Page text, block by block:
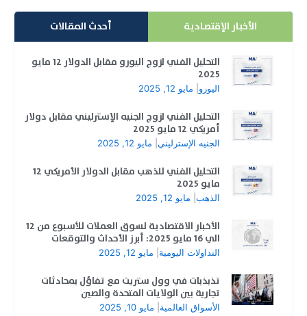
الأخبار الإقتصادية أحدث المقالات
التحليل الفني لزوج اليورو مقابل الدولار 12 مايو
2025
اليورو مايو 12, 2025
التحليل الفني لزوج الجنيه الإسترليني مقابل دولار
أمريكي 12 مايو 2025
الجنيه الإسترليني مايو 12, 2025
التحليل الفني للذهب مقابل الدولار الأمريكي 12
مايو 2025
الذهب مايو 12, 2025
الأخبار الاقتصادية لسوق العملات للأسبوع من 12
الي 16 مايو 2025: أبرز الأحداث والتوقعات
التداولات اليومية مايو 12, 2025
تذبذبات في وول ستريت مع تفاؤل بمحادثات
تجارية بين الولايات المتحدة والصين
الأسواق العالمية مايو 10, 2025